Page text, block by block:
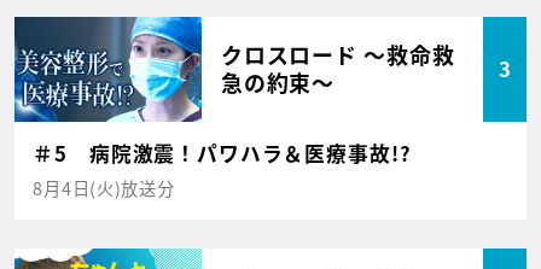
クロスロード ～救命救
急の約束～
3
＃5 病院激震！パワハラ＆医療事故!?
8月4日(火)放送分